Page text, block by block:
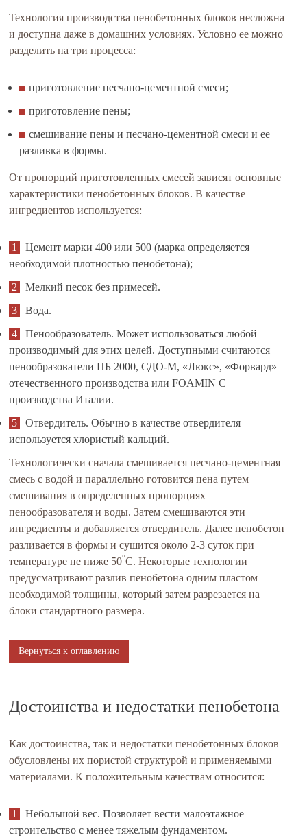
Технология производства пенобетонных блоков несложна
и доступна даже в домашних условиях. Условно ее можно
разделить на три процесса:
приготовление песчано-цементной смеси;
приготовление пены;
смешивание пены и песчано-цементной смеси и ее
разливка в формы.
От пропорций приготовленных смесей зависят основные
характеристики пенобетонных блоков. В качестве
ингредиентов используется:
Цемент марки 400 или 500 (марка определяется
необходимой плотностью пенобетона);
Мелкий песок без примесей.
Вода.
Пенообразователь. Может использоваться любой
производимый для этих целей. Доступными считаются
пенообразователи ПБ 2000, СДО-М, «Люкс», «Форвард»
отечественного производства или FOAMIN C
производства Италии.
Отвердитель. Обычно в качестве отвердителя
используется хлористый кальций.
Технологически сначала смешивается песчано-цементная
смесь с водой и параллельно готовится пена путем
смешивания в определенных пропорциях
пенообразователя и воды. Затем смешиваются эти
ингредиенты и добавляется отвердитель. Далее пенобетон
разливается в формы и сушится около 2-3 суток при
температуре не ниже 50°С. Некоторые технологии
предусматривают разлив пенобетона одним пластом
необходимой толщины, который затем разрезается на
блоки стандартного размера.
Вернуться к оглавлению
Достоинства и недостатки пенобетона
Как достоинства, так и недостатки пенобетонных блоков
обусловлены их пористой структурой и применяемыми
материалами. К положительным качествам относится:
Небольшой вес. Позволяет вести малоэтажное
строительство с менее тяжелым фундаментом.